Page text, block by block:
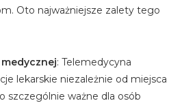
Oto najważniejsze zalety tego
: Telemedycyna
lekarskie niezależnie od miejsca
szczególnie ważne dla osób